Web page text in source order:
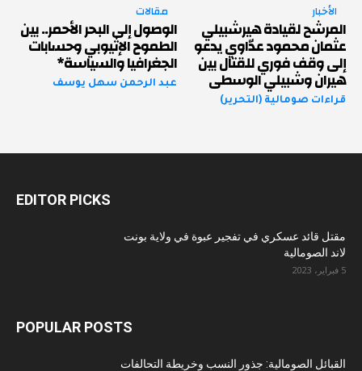
الأخبار
المرشح لقيادة هيرشبيلي
عثمان محمود عدّاوي يدعو
إلى وقف فوري للقتال بين
هيران وشبيلي الوسطى
قراءات صومالية (التحرير)
مقالات
الوصول إلى البحر الأحمر.. بين
الطموح الإثيوبي وحسابات
الجغرافيا والسياسة*
عبد الرحمن سهل يوسف
EDITOR PICKS
مقتل قائد عسكري في تفجير عبوة في ولاية بونت
لاند الصومالية
5 فبراير، 2023
POPULAR POSTS
القبائل الصومالية: جذور النسب وخريطة التحالفات